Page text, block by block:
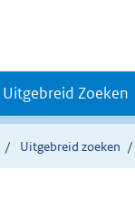
Uitgebreid Zoeken
Uitgebreid zoeken